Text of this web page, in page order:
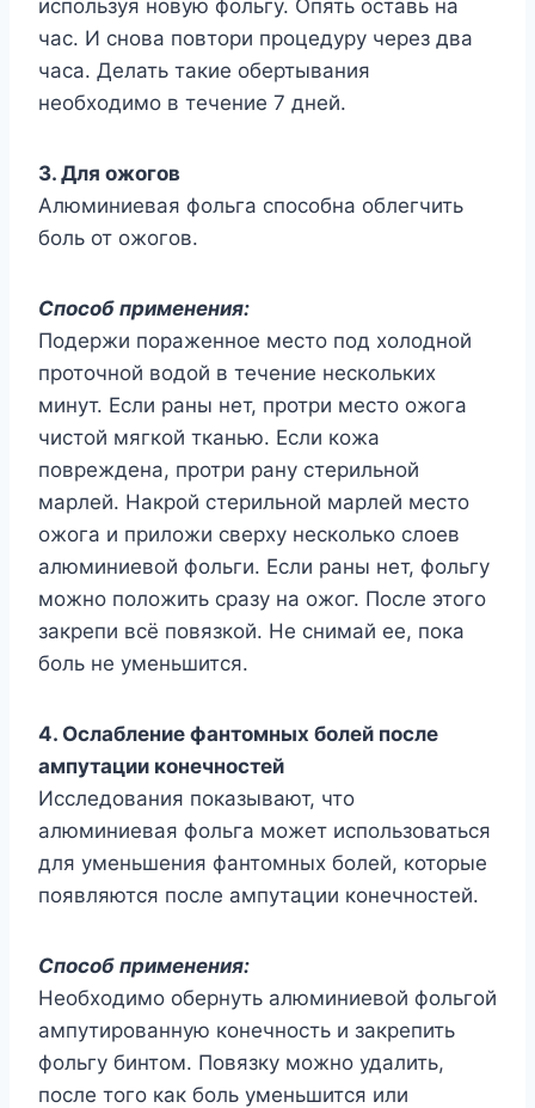
используя новую фольгу. Опять оставь на
час. И снова повтори процедуру через два
часа. Делать такие обертывания
необходимо в течение 7 дней.
3. Для ожогов
Алюминиевая фольга способна облегчить
боль от ожогов.
Способ применения:
Подержи пораженное место под холодной
проточной водой в течение нескольких
минут. Если раны нет, протри место ожога
чистой мягкой тканью. Если кожа
повреждена, протри рану стерильной
марлей. Накрой стерильной марлей место
ожога и приложи сверху несколько слоев
алюминиевой фольги. Если раны нет, фольгу
можно положить сразу на ожог. После этого
закрепи всё повязкой. Не снимай ее, пока
боль не уменьшится.
4. Ослабление фантомных болей после
ампутации конечностей
Исследования показывают, что
алюминиевая фольга может использоваться
для уменьшения фантомных болей, которые
появляются после ампутации конечностей.
Способ применения:
Необходимо обернуть алюминиевой фольгой
ампутированную конечность и закрепить
фольгу бинтом. Повязку можно удалить,
после того как боль уменьшится или